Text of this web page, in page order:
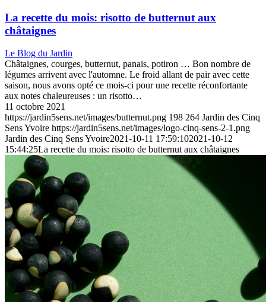
La recette du mois: risotto de butternut aux
châtaignes
Le Blog du Jardin
Châtaignes, courges, butternut, panais, potiron … Bon nombre de
légumes arrivent avec l'automne. Le froid allant de pair avec cette
saison, nous avons opté ce mois-ci pour une recette réconfortante
aux notes chaleureuses : un risotto…
11 octobre 2021
https://jardin5sens.net/images/butternut.png 198 264 Jardin des Cinq
Sens Yvoire https://jardin5sens.net/images/logo-cinq-sens-2-1.png
Jardin des Cinq Sens Yvoire2021-10-11 17:59:102021-10-12
15:44:25La recette du mois: risotto de butternut aux châtaignes